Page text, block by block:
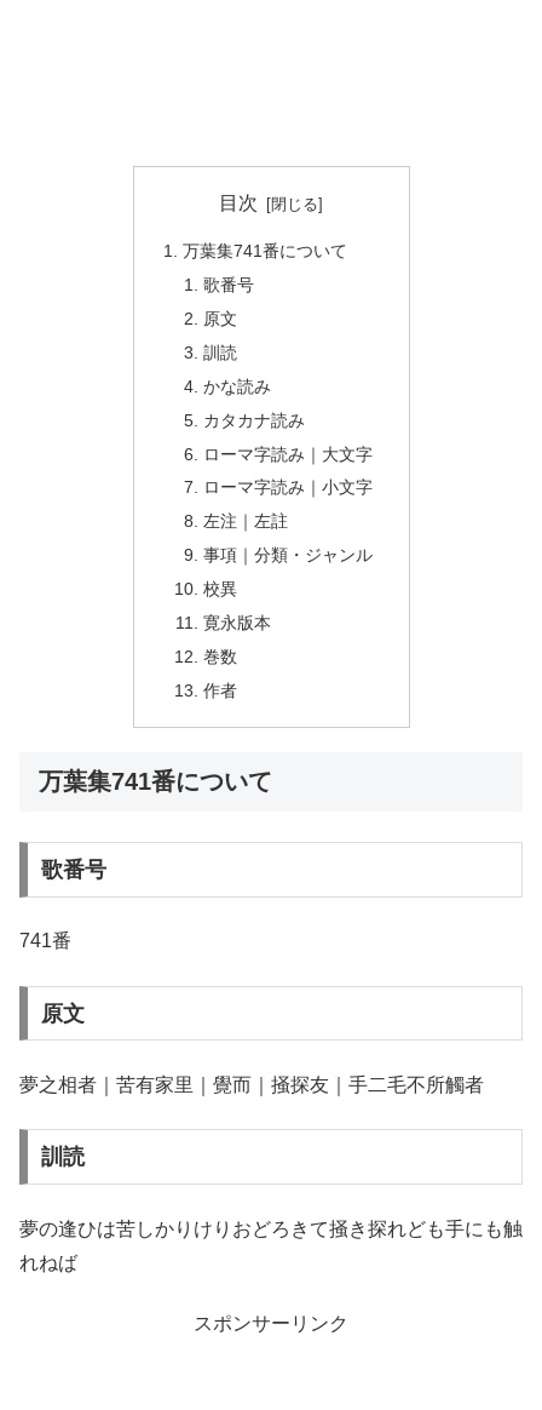
目次
万葉集741番について
歌番号
原文
訓読
かな読み
カタカナ読み
ローマ字読み｜大文字
ローマ字読み｜小文字
左注｜左註
事項｜分類・ジャンル
校異
寛永版本
巻数
作者
万葉集741番について
歌番号
741番
原文
夢之相者｜苦有家里｜覺而｜掻探友｜手二毛不所觸者
訓読
夢の逢ひは苦しかりけりおどろきて掻き探れども手にも触
れねば
スポンサーリンク